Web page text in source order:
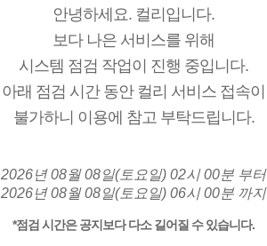
안녕하세요. 컬리입니다.
보다 나은 서비스를 위해
시스템 점검 작업이 진행 중입니다.
아래 점검 시간 동안 컬리 서비스 접속이
불가하니 이용에 참고 부탁드립니다.
2026년 08월 08일(토요일) 02시 00분 부터
2026년 08월 08일(토요일) 06시 00분 까지
*점검 시간은 공지보다 다소 길어질 수 있습니다.